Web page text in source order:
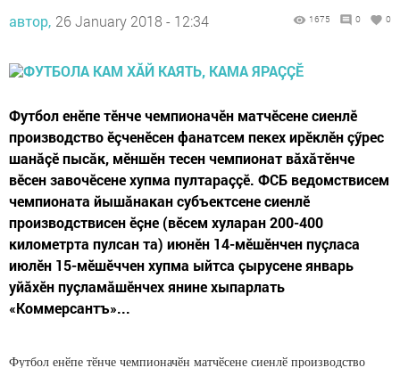
автор, 26 January 2018 - 12:34 1675 0 0
Футбол енӗпе тӗнче чемпионачӗн матчӗсене сиенлӗ
производство ӗçченӗсен фанатсем пекех ирӗклӗн çӳрес
шанăçӗ пысăк, мӗншӗн тесен чемпионат вăхăтӗнче
вӗсен завочӗсене хупма пултараççӗ. ФСБ ведомствисем
чемпионата йышăнакан субъектсене сиенлӗ
производствисен ӗçне (вӗсем хуларан 200-400
километрта пулсан та) июнӗн 14-мӗшӗнчен пуçласа
июлӗн 15-мӗшӗччен хупма ыйтса çырусене январь
уйăхӗн пуçламăшӗнчех янине хыпарлать
«Коммерсантъ»...
Футбол енӗпе тӗнче чемпионачӗн матчӗсене сиенлӗ производство